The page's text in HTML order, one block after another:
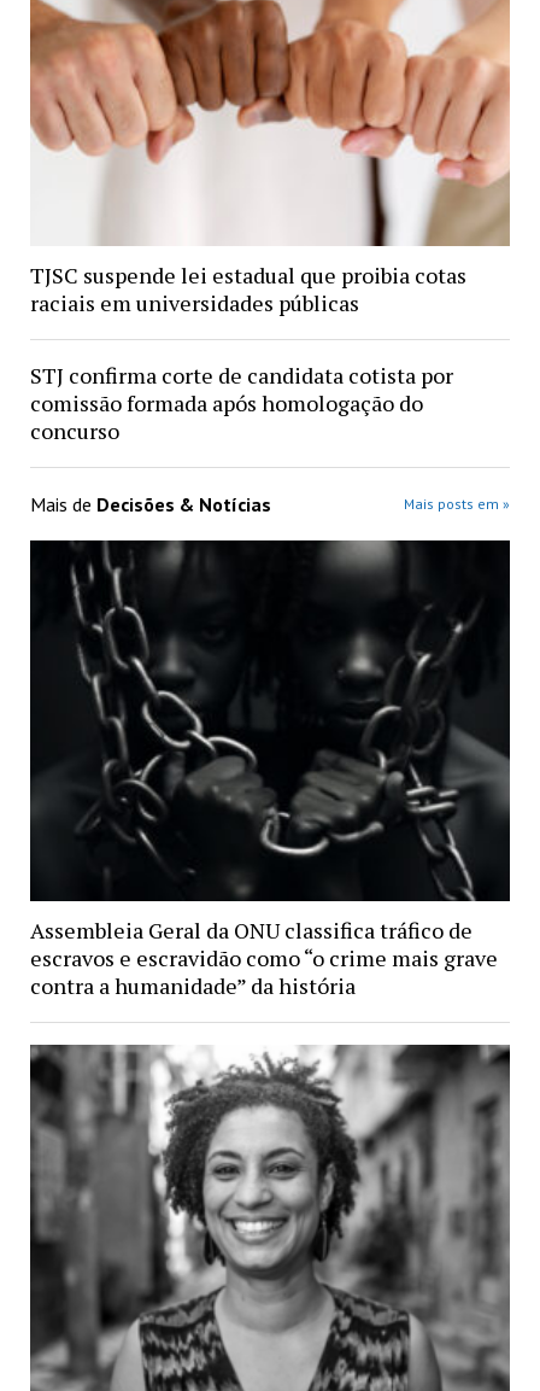
TJSC suspende lei estadual que proibia cotas
raciais em universidades públicas
STJ confirma corte de candidata cotista por
comissão formada após homologação do
concurso
Mais de Decisões & Notícias Mais posts em »
Assembleia Geral da ONU classifica tráfico de
escravos e escravidão como “o crime mais grave
contra a humanidade” da história